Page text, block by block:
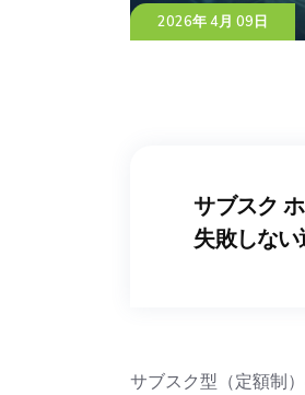
2026年 4月 09日
サブスク
失敗しな
サブスク型（定額制